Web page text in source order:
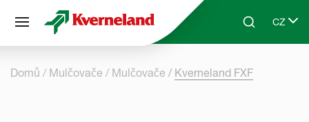
Skip to main contentSearchCZ
Select
Domů Mulčovače Mulčovače Kverneland FXF
Panel pro správu cookies